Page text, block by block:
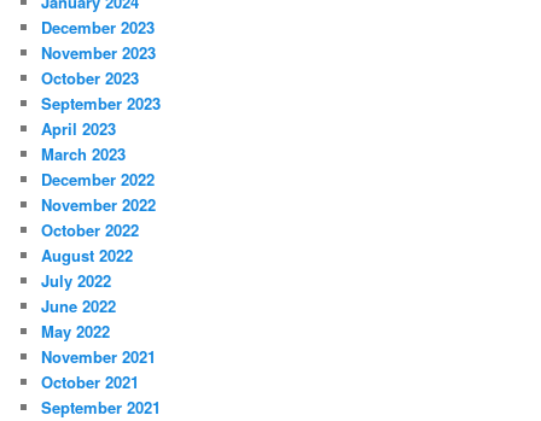
December 2023
November 2023
October 2023
September 2023
April 2023
March 2023
December 2022
November 2022
October 2022
August 2022
July 2022
June 2022
May 2022
November 2021
October 2021
September 2021